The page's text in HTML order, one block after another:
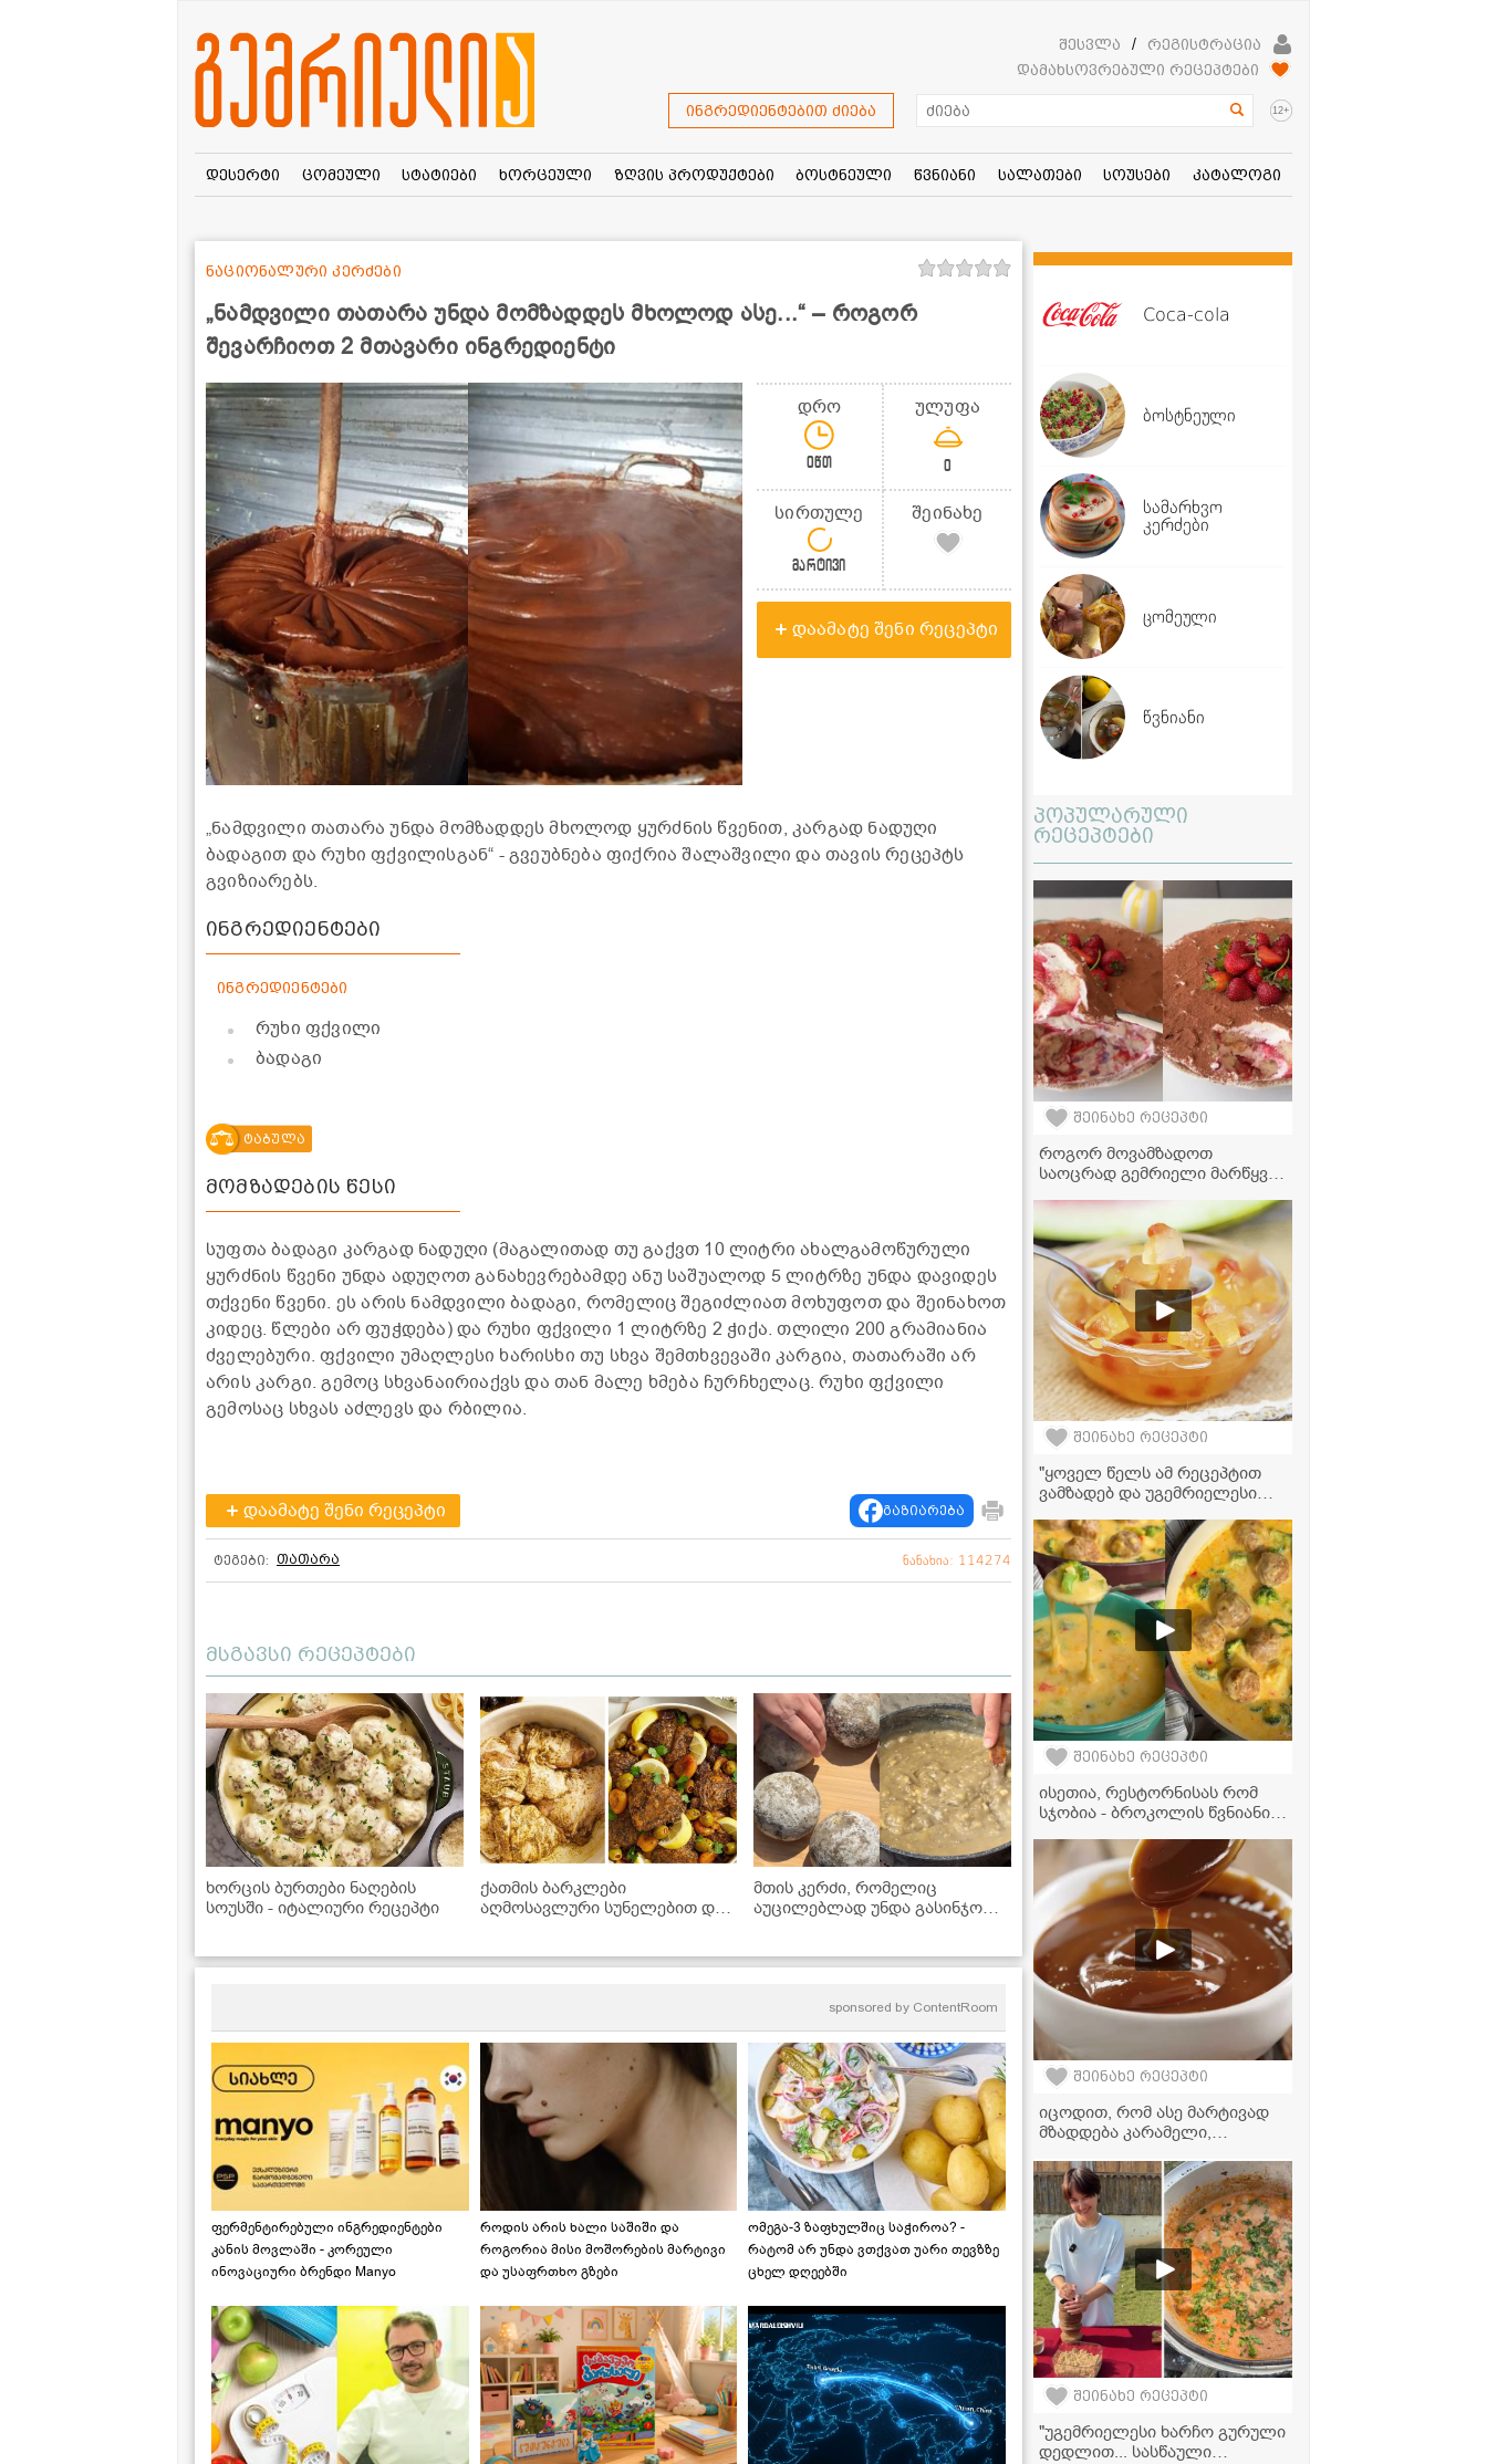
შესვლა /
რეგისტრაცია
დამახსოვრებული რეცეპტები
ინგრედიენტებით ძიება 12+
დესერტი ცომეული სტატიები ხორცეული ზღვის პროდუქტები ბოსტნეული წვნიანი სალათები სოუსები კატალოგი
„ნამდვილი თათარა უნდა მომზადდეს მხოლოდ ასე...“ – როგორ
შევარჩიოთ 2 მთავარი ინგრედიენტი
ნაციონალური კერძები
დრო
0წთ
ულუფა
0
სირთულე
მარტივი
შეინახე
დაამატე შენი რეცეპტი
„ნამდვილი თათარა უნდა მომზადდეს მხოლოდ ყურძნის წვენით, კარგად ნადუღი
ბადაგით და რუხი ფქვილისგან“ - გვეუბნება ფიქრია შალაშვილი და თავის რეცეპტს
გვიზიარებს.
ინგრედიენტები
ინგრედიენტები
რუხი ფქვილი
ბადაგი
ტაბულა
მომზადების წესი
სუფთა ბადაგი კარგად ნადუღი (მაგალითად თუ გაქვთ 10 ლიტრი ახალგამოწურული
ყურძნის წვენი უნდა ადუღოთ განახევრებამდე ანუ საშუალოდ 5 ლიტრზე უნდა დავიდეს
თქვენი წვენი. ეს არის ნამდვილი ბადაგი, რომელიც შეგიძლიათ მოხუფოთ და შეინახოთ
კიდეც. წლები არ ფუჭდება) და რუხი ფქვილი 1 ლიტრზე 2 ჭიქა. თლილი 200 გრამიანია
ძველებური. ფქვილი უმაღლესი ხარისხი თუ სხვა შემთხვევაში კარგია, თათარაში არ
არის კარგი. გემოც სხვანაირიაქვს და თან მალე ხმება ჩურჩხელაც. რუხი ფქვილი
გემოსაც სხვას აძლევს და რბილია.
დაამატე შენი რეცეპტი გაზიარება
ტეგები: თათარა ნანახია: 114274
მსგავსი რეცეპტები
ხორცის ბურთები ნაღების
სოუსში - იტალიური რეცეპტი
ქათმის ბარკლები
აღმოსავლური სუნელებით და
მთის კერძი, რომელიც
აუცილებლად უნდა გასინჯოთ -
sponsored by ContentRoom
ფერმენტირებული ინგრედიენტები
კანის მოვლაში - კორეული
ინოვაციური ბრენდი Manyo
როდის არის ხალი საშიში და
როგორია მისი მოშორების მარტივი
და უსაფრთხო გზები
ომეგა-3 ზაფხულშიც საჭიროა? -
რატომ არ უნდა ვთქვათ უარი თევზზე
ცხელ დღეებში
Coca-cola
ბოსტნეული
სამარხვო
კერძები
ცომეული
წვნიანი
პოპულარული
რეცეპტები
შეინახე რეცეპტი
როგორ მოვამზადოთ
საოცრად გემრიელი მარწყვის
მარტივი რეცეპტი
შეინახე რეცეპტი
"ყოველ წელს ამ რეცეპტით
ვამზადებ და უგემრიელესი
მურაბის ვიდეორეცეტპი
შეინახე რეცეპტი
ისეთია, რესტორნისას რომ
სჯობია - ბროკოლის წვნიანი
ბავშვებსაც კი შეუყვარდებათ!
შეინახე რეცეპტი
იცოდით, რომ ასე მარტივად
მზადდება კარამელი,
დაამშვენებს - ვიდეორეცეპტი
შეინახე რეცეპტი
"უგემრიელესი ხარჩო გურული
დედლით... სასწაული